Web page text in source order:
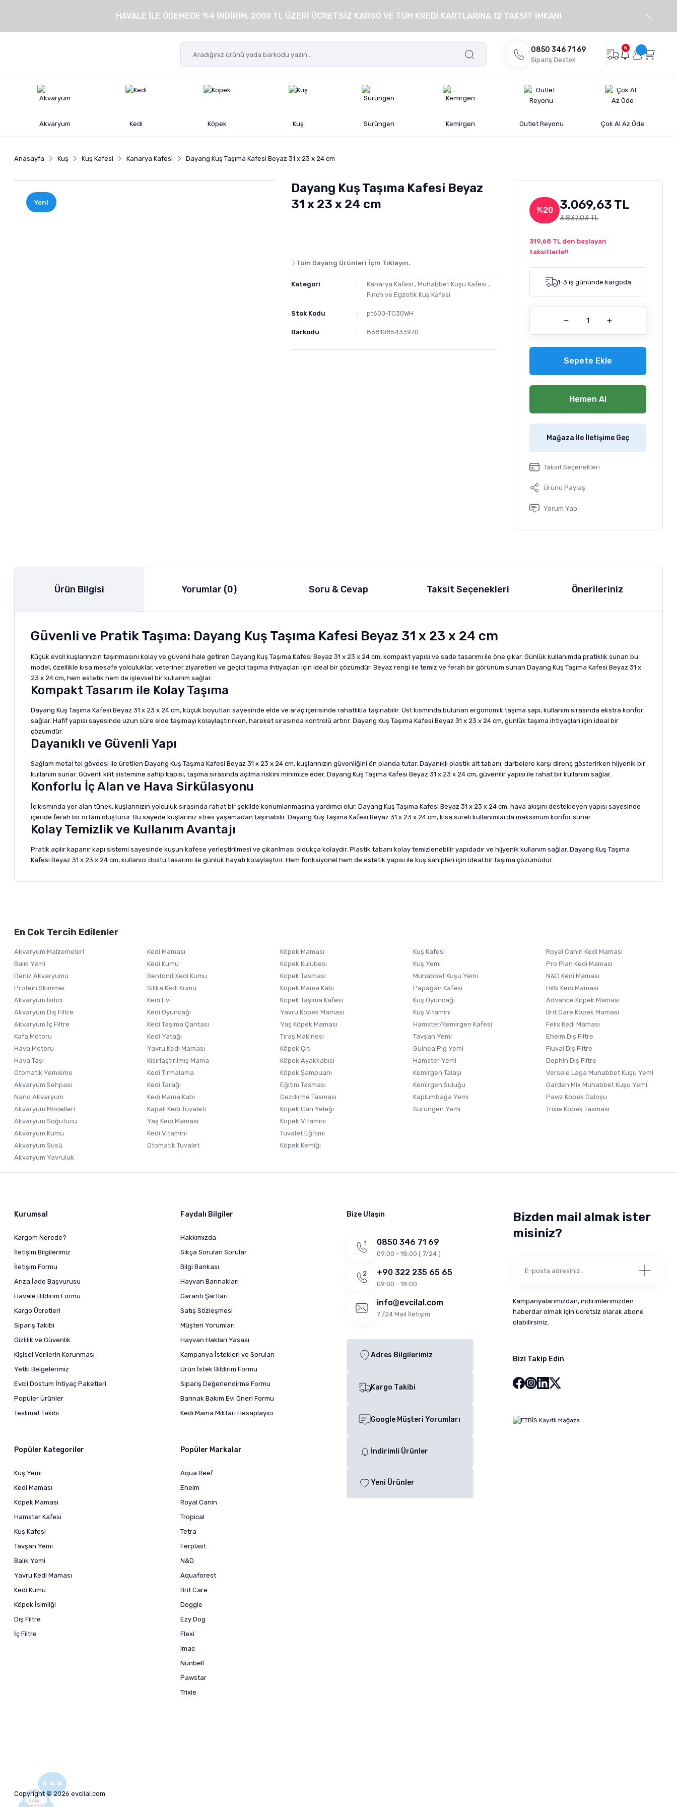
HAVALE İLE ÖDEMEDE %4 İNDİRİM, 2000 TL ÜZERİ ÜCRETSİZ KARGO VE TÜM KREDİ KARTLARINA 12 TAKSİT İMKANI
0850 346 71 69
Sipariş Destek
5
Akvaryum Kedi Köpek Kuş Sürüngen Kemirgen Outlet Reyonu Çok Al Az Öde
Anasayfa Kuş Kuş Kafesi Kanarya Kafesi Dayang Kuş Taşıma Kafesi Beyaz 31 x 23 x 24 cm
Yeni
Dayang Kuş Taşıma Kafesi Beyaz
31 x 23 x 24 cm
Tüm Dayang Ürünleri İçin Tıklayın.
Kategori Kanarya Kafesi , Muhabbet Kuşu Kafesi ,
Finch ve Egzotik Kuş Kafesi
Stok Kodu pt600-TC30WH
Barkodu 8681085433970
%20 3.069,63 TL
3.837,03 TL
319,68 TL den başlayan
taksitlerle!!
1-3 iş gününde kargoda
Sepete Ekle
Hemen Al
Mağaza İle İletişime Geç
Taksit Seçenekleri
Ürünü Paylaş
Yorum Yap
Ürün Bilgisi Yorumlar (0) Soru & Cevap Taksit Seçenekleri Önerileriniz
Güvenli ve Pratik Taşıma: Dayang Kuş Taşıma Kafesi Beyaz 31 x 23 x 24 cm
Küçük evcil kuşlarınızın taşınmasını kolay ve güvenli hale getiren Dayang Kuş Taşıma Kafesi Beyaz 31 x 23 x 24 cm, kompakt yapısı ve sade tasarımı ile öne çıkar. Günlük kullanımda pratiklik sunan bu
model, özellikle kısa mesafe yolculuklar, veteriner ziyaretleri ve geçici taşıma ihtiyaçları için ideal bir çözümdür. Beyaz rengi ile temiz ve ferah bir görünüm sunan Dayang Kuş Taşıma Kafesi Beyaz 31 x
23 x 24 cm, hem estetik hem de işlevsel bir kullanım sağlar.
Kompakt Tasarım ile Kolay Taşıma
Dayang Kuş Taşıma Kafesi Beyaz 31 x 23 x 24 cm, küçük boyutları sayesinde elde ve araç içerisinde rahatlıkla taşınabilir. Üst kısmında bulunan ergonomik taşıma sapı, kullanım sırasında ekstra konfor
sağlar. Hafif yapısı sayesinde uzun süre elde taşımayı kolaylaştırırken, hareket sırasında kontrolü artırır. Dayang Kuş Taşıma Kafesi Beyaz 31 x 23 x 24 cm, günlük taşıma ihtiyaçları için ideal bir
çözümdür.
Dayanıklı ve Güvenli Yapı
Sağlam metal tel gövdesi ile üretilen Dayang Kuş Taşıma Kafesi Beyaz 31 x 23 x 24 cm, kuşlarınızın güvenliğini ön planda tutar. Dayanıklı plastik alt tabanı, darbelere karşı direnç gösterirken hijyenik bir
kullanım sunar. Güvenli kilit sistemine sahip kapısı, taşıma sırasında açılma riskini minimize eder. Dayang Kuş Taşıma Kafesi Beyaz 31 x 23 x 24 cm, güvenilir yapısı ile rahat bir kullanım sağlar.
Konforlu İç Alan ve Hava Sirkülasyonu
İç kısmında yer alan tünek, kuşlarınızın yolculuk sırasında rahat bir şekilde konumlanmasına yardımcı olur. Dayang Kuş Taşıma Kafesi Beyaz 31 x 23 x 24 cm, hava akışını destekleyen yapısı sayesinde
içeride ferah bir ortam oluşturur. Bu sayede kuşlarınız stres yaşamadan taşınabilir. Dayang Kuş Taşıma Kafesi Beyaz 31 x 23 x 24 cm, kısa süreli kullanımlarda maksimum konfor sunar.
Kolay Temizlik ve Kullanım Avantajı
Pratik açılır kapanır kapı sistemi sayesinde kuşun kafese yerleştirilmesi ve çıkarılması oldukça kolaydır. Plastik tabanı kolay temizlenebilir yapıdadır ve hijyenik kullanım sağlar. Dayang Kuş Taşıma
Kafesi Beyaz 31 x 23 x 24 cm, kullanıcı dostu tasarımı ile günlük hayatı kolaylaştırır. Hem fonksiyonel hem de estetik yapısı ile kuş sahipleri için ideal bir taşıma çözümüdür.
Ürünü Satın Al ve Yorumla
Ürün açıklamasında eksik bilgiler bulunuyor.
Ürün fiyatı diğer sitelerden daha pahalı.
Bu ürüne benzer farklı alternatifler olmalı.
Gönder
En Çok Tercih Edilenler
Akvaryum Malzemeleri
Balık Yemi
Deniz Akvaryumu
Protein Skimmer
Akvaryum Isıtıcı
Akvaryum Dış Filtre
Akvaryum İç Filtre
Kafa Motoru
Hava Motoru
Hava Taşı
Otomatik Yemleme
Akvaryum Sehpası
Nano Akvaryum
Akvaryum Modelleri
Akvaryum Soğutucu
Akvaryum Kumu
Akvaryum Süsü
Akvaryum Yavruluk
Kedi Maması
Kedi Kumu
Bentonit Kedi Kumu
Silika Kedi Kumu
Kedi Evi
Kedi Oyuncağı
Kedi Taşıma Çantası
Kedi Yatağı
Yavru Kedi Maması
Kısırlaştırılmış Mama
Kedi Tırmalama
Kedi Tarağı
Kedi Mama Kabı
Kapalı Kedi Tuvaleti
Yaş Kedi Maması
Kedi Vitamini
Otomatik Tuvalet
Köpek Maması
Köpek Kulübesi
Köpek Tasması
Köpek Mama Kabı
Köpek Taşıma Kafesi
Yavru Köpek Maması
Yaş Köpek Maması
Tıraş Makinesi
Köpek Çiti
Köpek Ayakkabısı
Köpek Şampuanı
Eğitim Tasması
Gezdirme Tasması
Köpek Can Yeleği
Köpek Vitamini
Tuvalet Eğitimi
Köpek Kemiği
Kuş Kafesi
Kuş Yemi
Muhabbet Kuşu Yemi
Papağan Kafesi
Kuş Oyuncağı
Kuş Vitamini
Hamster/Kemirgen Kafesi
Tavşan Yemi
Guinea Pig Yemi
Hamster Yemi
Kemirgen Talaşı
Kemirgen Suluğu
Kaplumbağa Yemi
Sürüngen Yemi
Royal Canin Kedi Maması
Pro Plan Kedi Maması
N&D Kedi Maması
Hills Kedi Maması
Advance Köpek Maması
Brit Care Köpek Maması
Felix Kedi Maması
Eheim Dış Filtre
Fluval Dış Filtre
Dophin Dış Filtre
Versele Laga Muhabbet Kuşu Yemi
Garden Mix Muhabbet Kuşu Yemi
Pawz Köpek Galoşu
Trixie Köpek Tasması
Kurumsal
Kargom Nerede?
İletişim Bilgilerimiz
İletişim Formu
Arıza İade Başvurusu
Havale Bildirim Formu
Kargo Ücretleri
Sipariş Takibi
Gizlilik ve Güvenlik
Kişisel Verilerin Korunması
Yetki Belgelerimiz
Evcil Dostum İhtiyaç Paketleri
Popüler Ürünler
Teslimat Takibi
Faydalı Bilgiler
Hakkımızda
Sıkça Sorulan Sorular
Bilgi Bankası
Hayvan Barınakları
Garanti Şartları
Satış Sözleşmesi
Müşteri Yorumları
Hayvan Hakları Yasası
Kampanya İstekleri ve Soruları
Ürün İstek Bildirim Formu
Sipariş Değerlendirme Formu
Barınak Bakım Evi Öneri Formu
Kedi Mama Miktarı Hesaplayıcı
Popüler Kategoriler
Kuş Yemi
Kedi Maması
Köpek Maması
Hamster Kafesi
Kuş Kafesi
Tavşan Yemi
Balık Yemi
Yavru Kedi Maması
Kedi Kumu
Köpek İsimliği
Dış Filtre
İç Filtre
Popüler Markalar
Aqua Reef
Eheim
Royal Canin
Tropical
Tetra
Ferplast
N&D
Aquaforest
Brit Care
Doggie
Ezy Dog
Flexi
Imac
Nunbell
Pawstar
Trixie
Bize Ulaşın
0850 346 71 69
09:00 - 18:00 ( 7/24 )
+90 322 235 65 65
09:00 - 18:00
info@evcilal.com
7 /24 Mail İletişim
Adres Bilgilerimiz
Kargo Takibi
Google Müşteri Yorumları
İndirimli Ürünler
Yeni Ürünler
Bizden mail almak ister
misiniz?
Kampanyalarımızdan, indirimlerimizden
haberdar olmak için ücretsiz olarak abone
olabilirsiniz.
Bizi Takip Edin
Copyright © 2026 evcilal.com